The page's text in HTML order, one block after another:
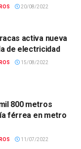
20/08/2022
activa nueva
de electricidad
15/08/2022
800 metros
férrea en metro
11/07/2022